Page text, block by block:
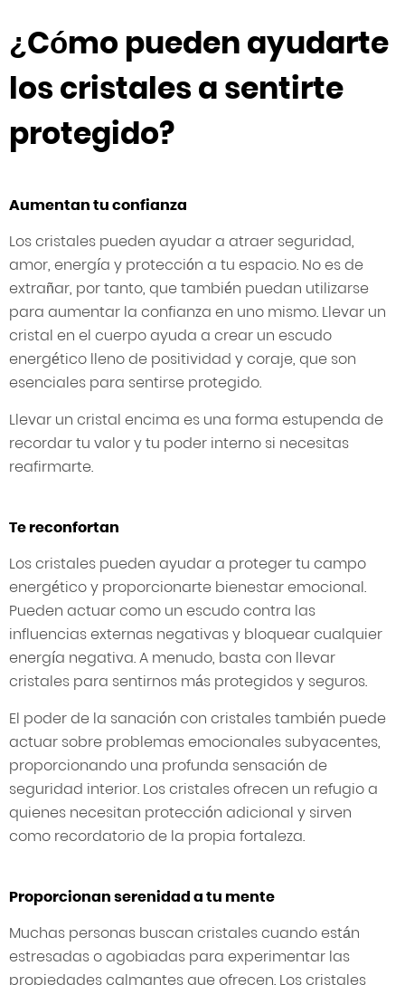
¿Cómo pueden ayudarte
los cristales a sentirte
protegido?
Aumentan tu confianza
Los cristales pueden ayudar a atraer seguridad,
amor, energía y protección a tu espacio. No es de
extrañar, por tanto, que también puedan utilizarse
para aumentar la confianza en uno mismo. Llevar un
cristal en el cuerpo ayuda a crear un escudo
energético lleno de positividad y coraje, que son
esenciales para sentirse protegido.
Llevar un cristal encima es una forma estupenda de
recordar tu valor y tu poder interno si necesitas
reafirmarte.
Te reconfortan
Los cristales pueden ayudar a proteger tu campo
energético y proporcionarte bienestar emocional.
Pueden actuar como un escudo contra las
influencias externas negativas y bloquear cualquier
energía negativa. A menudo, basta con llevar
cristales para sentirnos más protegidos y seguros.
El poder de la sanación con cristales también puede
actuar sobre problemas emocionales subyacentes,
proporcionando una profunda sensación de
seguridad interior. Los cristales ofrecen un refugio a
quienes necesitan protección adicional y sirven
como recordatorio de la propia fortaleza.
Proporcionan serenidad a tu mente
Muchas personas buscan cristales cuando están
estresadas o agobiadas para experimentar las
propiedades calmantes que ofrecen. Los cristales